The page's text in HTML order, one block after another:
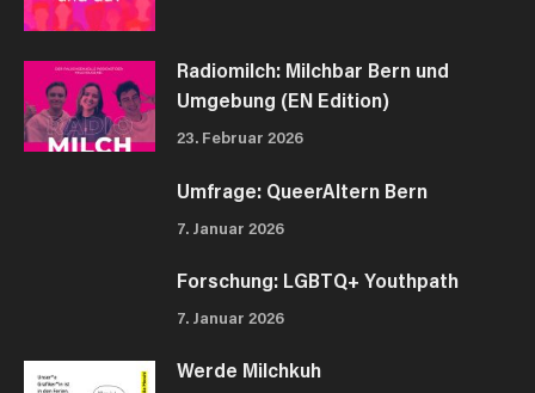
Radiomilch: Milchbar Bern und
Umgebung (EN Edition)
23. Februar 2026
Umfrage: QueerAltern Bern
7. Januar 2026
Forschung: LGBTQ+ Youthpath
7. Januar 2026
Werde Milchkuh